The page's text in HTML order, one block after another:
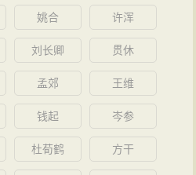
姚合 许浑
刘长卿 贯休
孟郊 王维
钱起 岑参
杜荀鹤 方干